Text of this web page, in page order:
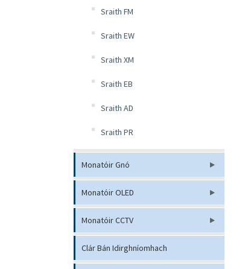
Sraith FM
Sraith EW
Sraith XM
Sraith EB
Sraith AD
Sraith PR
Monatóir Gnó
Monatóir OLED
Monatóir CCTV
Clár Bán Idirghníomhach